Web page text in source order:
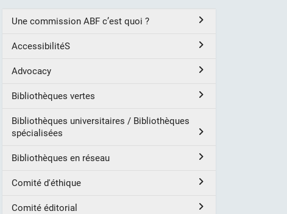
Une commission ABF c’est quoi ?
AccessibilitéS
Advocacy
Bibliothèques vertes
Bibliothèques universitaires / Bibliothèques
spécialisées
Bibliothèques en réseau
Comité d'éthique
Comité éditorial